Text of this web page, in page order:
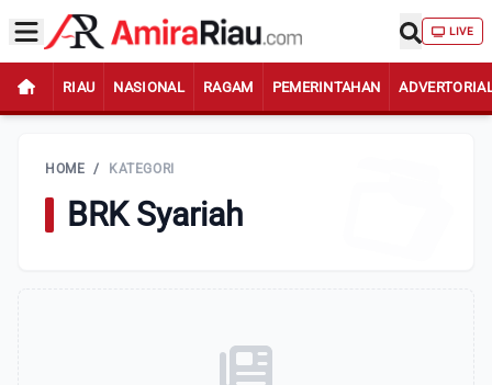
LIVE
RIAU NASIONAL RAGAM PEMERINTAHAN
HOME / KATEGORI
BRK Syariah